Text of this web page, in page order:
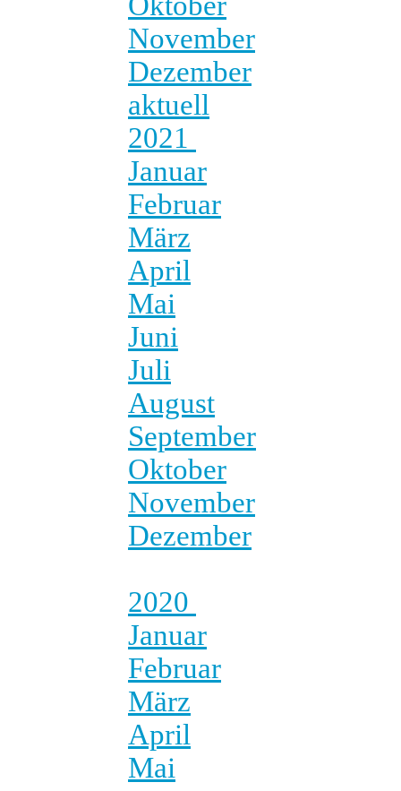
November
Dezember
aktuell
2021
Januar
Februar
März
April
Mai
Juni
Juli
August
September
Oktober
November
Dezember
2020
Januar
Februar
März
April
Mai